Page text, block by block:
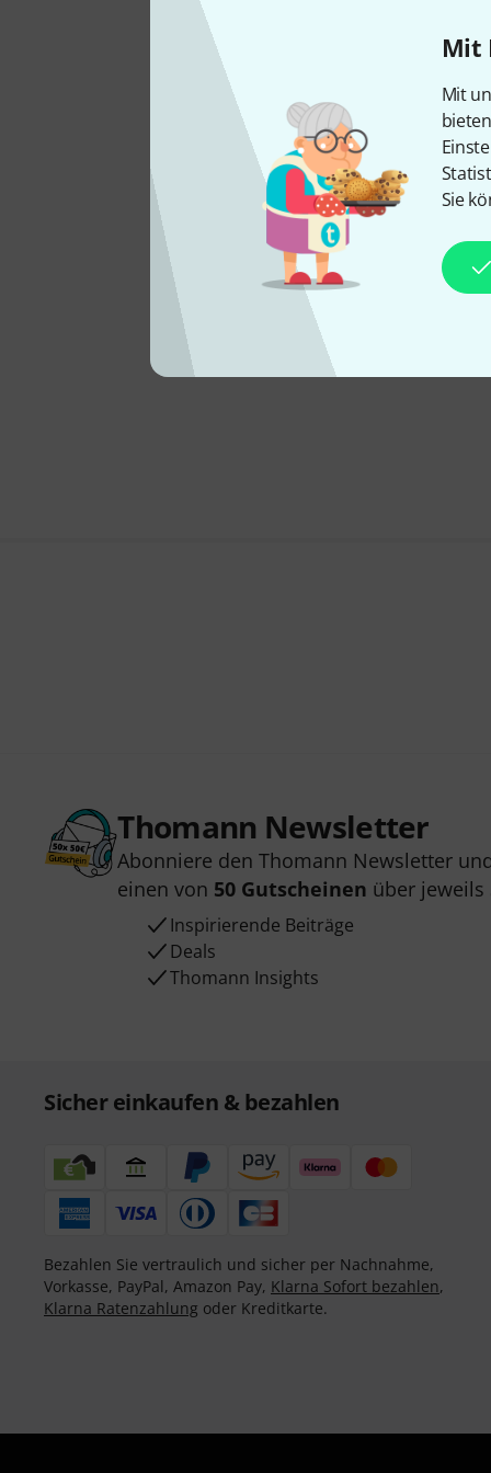
Mit
Mit
Sie
Thomann Newsletter
Abonniere den Thomann Newsletter
einen von 50 Gutscheinen über jeweils
Inspirierende Beiträge
Deals
Thomann Insights
Sicher einkaufen & bezahlen
Bezahlen Sie vertraulich und sicher per Nachnahme,
Vorkasse, PayPal, Amazon Pay, Klarna Sofort bezahlen,
Klarna Ratenzahlung oder Kreditkarte.